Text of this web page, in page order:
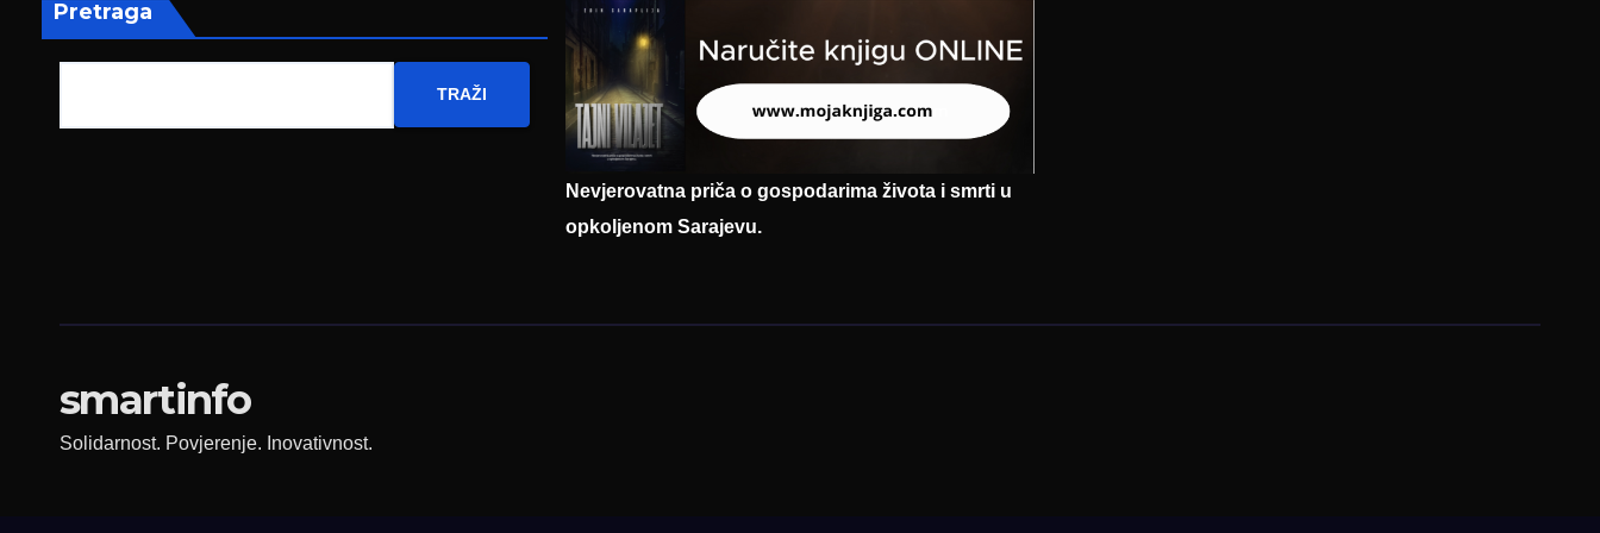
Pretraga
TRAŽI
Nevjerovatna priča o gospodarima života i smrti u
opkoljenom Sarajevu.
smartinfo
Solidarnost. Povjerenje. Inovativnost.